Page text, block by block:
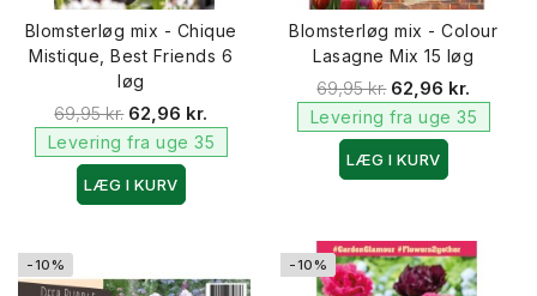
Blomsterløg mix - Chique
Mistique, Best Friends 6
løg
69,95 kr. 62,96 kr.
Levering fra uge 35
LÆG I KURV
Blomsterløg mix - Colour
Lasagne Mix 15 løg
69,95 kr. 62,96 kr.
Levering fra uge 35
LÆG I KURV
-10% -10%